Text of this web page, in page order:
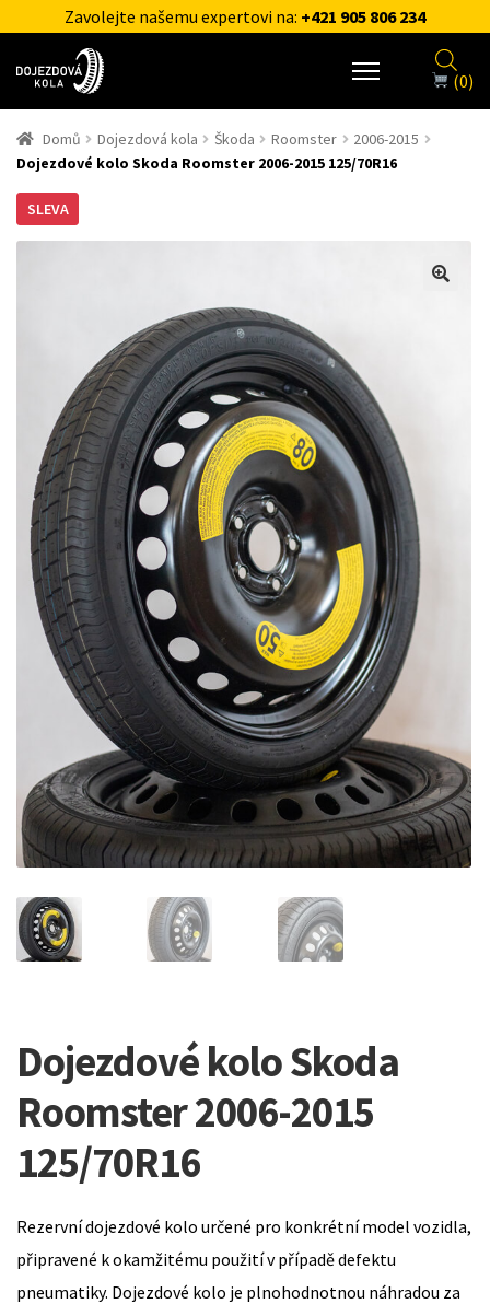
Zavolejte našemu expertovi na: +421 905 806 234
(0)
Domů Dojezdová kola Škoda Roomster
2006-2015
Dojezdové kolo Skoda Roomster 2006-2015 125/70R16
SLEVA
Dojezdové kolo Skoda
Roomster 2006-2015
125/70R16
Rezervní dojezdové kolo určené pro konkrétní model vozidla,
připravené k okamžitému použití v případě defektu
pneumatiky. Dojezdové kolo je plnohodnotnou náhradou za